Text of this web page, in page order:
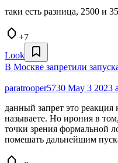
таки есть разница, 2500 и
+7
Look
В Москве запретили
paratrooper5730 May 3 2023
данный запрет это
называете. Но ирония в
точки зрения формальной
помешать дальнейшим